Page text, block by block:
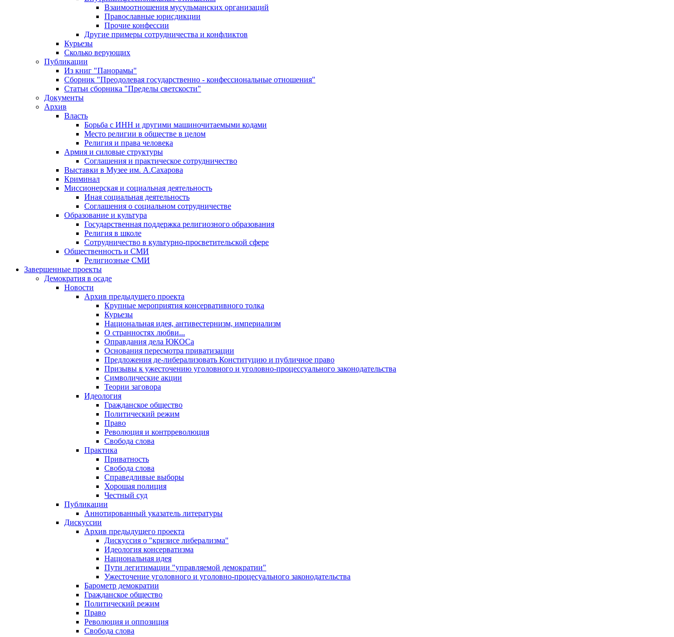
Взаимоотношения мусульманских организаций
Православные юрисдикции
Прочие конфессии
Другие примеры сотрудничества и конфликтов
Курьезы
Сколько верующих
Публикации
Из книг "Панорамы"
Сборник "Преодолевая государственно - конфессиональные отношения"
Статьи сборника "Пределы светскости"
Документы
Архив
Власть
Борьба с ИНН и другими машиночитаемыми кодами
Место религии в обществе в целом
Религия и права человека
Армия и силовые структуры
Соглашения и практическое сотрудничество
Выставки в Музее им. А.Сахарова
Криминал
Миссионерская и социальная деятельность
Иная социальная деятельность
Соглашения о социальном сотрудничестве
Образование и культура
Государственная поддержка религиозного образования
Религия в школе
Сотрудничество в культурно-просветительской сфере
Общественность и СМИ
Религиозные СМИ
Завершенные проекты
Демократия в осаде
Новости
Архив предыдущего проекта
Крупные мероприятия консервативного толка
Курьезы
Национальная идея, антивестернизм, империализм
О странностях любви...
Оправдания дела ЮКОСа
Основания пересмотра приватизации
Предложения де-либерализовать Конституцию и публичное право
Призывы к ужесточению уголовного и уголовно-процессуального законодательства
Символические акции
Теории заговора
Идеология
Гражданское общество
Политический режим
Право
Революция и контрреволюция
Свобода слова
Практика
Приватность
Свобода слова
Справедливые выборы
Хорошая полиция
Честный суд
Публикации
Аннотированный указатель литературы
Дискуссии
Архив предыдущего проекта
Дискуссия о "кризисе либерализма"
Идеология консерватизма
Национальная идея
Пути легитимации "управляемой демократии"
Ужесточение уголовного и уголовно-процесуального законодательства
Барометр демократии
Гражданское общество
Политический режим
Право
Революция и оппозиция
Свобода слова